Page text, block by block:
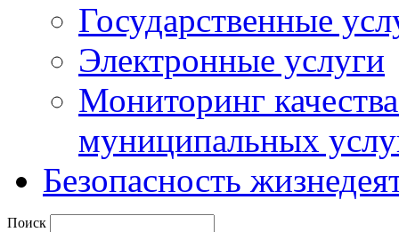
Государственные
Электронные услуги
Мониторинг
муниципальных
Безопасность
Поиск